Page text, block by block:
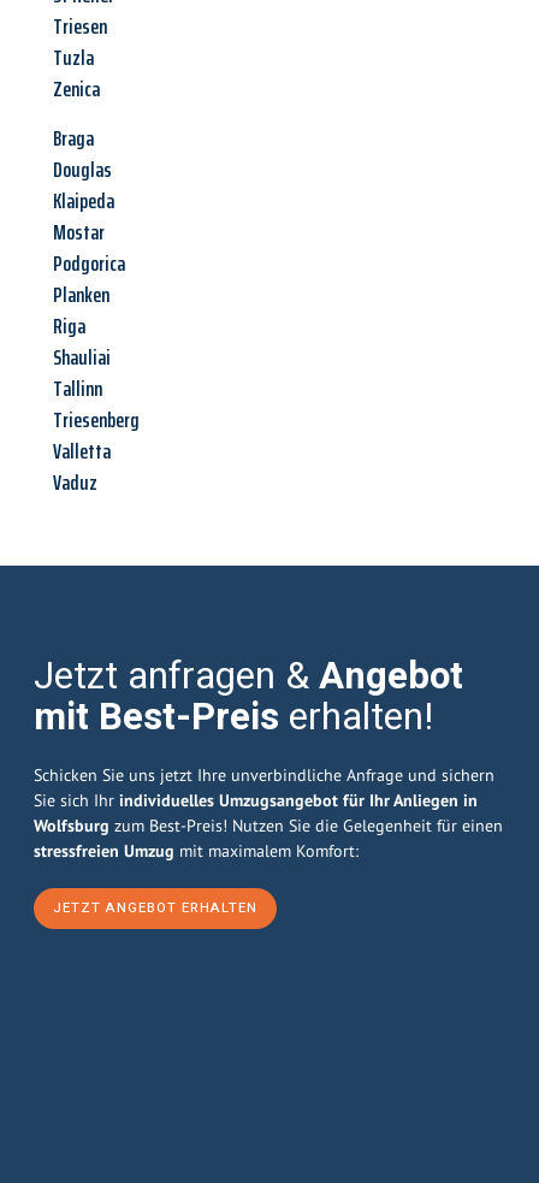
Triesen
Tuzla
Zenica
Braga
Douglas
Klaipeda
Mostar
Podgorica
Planken
Riga
Shauliai
Tallinn
Triesenberg
Valletta
Vaduz
Jetzt anfragen &Angebot
mit Best-Preis erhalten!
Schicken Sie uns jetzt Ihre unverbindliche Anfrage und sichern
Sie sich Ihr individuelles Umzugsangebot für Ihr Anliegen in
Wolfsburg zum Best-Preis! Nutzen Sie die Gelegenheit für einen
stressfreien Umzug mit maximalem Komfort:
JETZT ANGEBOT ERHALTEN